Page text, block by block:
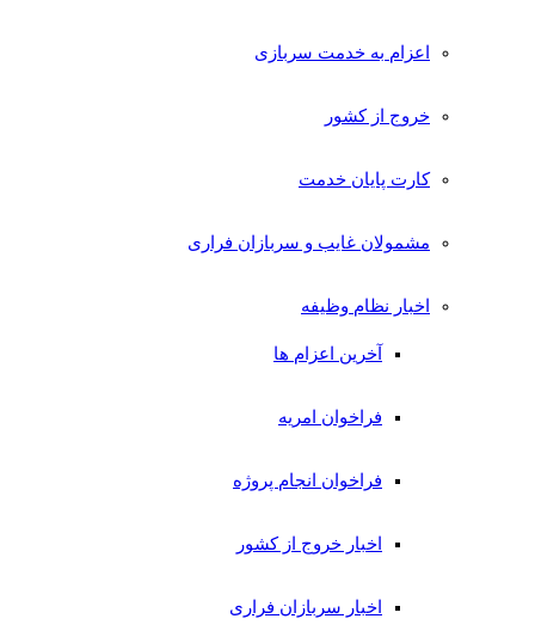
اعزام به خدمت سربازی
خروج از کشور
کارت پایان خدمت
مشمولان غایب و سربازان فراری
اخبار نظام وظیفه
آخرین اعزام ها
فراخوان امریه
فراخوان انجام پروژه
اخبار خروج از کشور
اخبار سربازان فراری